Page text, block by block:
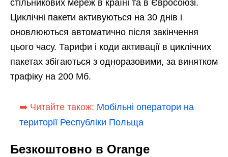
стільникових мереж в країні та в Євросоюзі.
Циклічні пакети активуються на 30 днів і
оновлюються автоматично після закінчення
цього часу. Тарифи і коди активації в циклічних
пакетах збігаються з одноразовими, за винятком
трафіку на 200 Мб.
➡️ Читайте також: Мобільні оператори на
території Республіки Польща
Безкоштовно в Orange